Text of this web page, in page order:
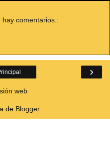
hay comentarios.:
›
web
de Blogger.